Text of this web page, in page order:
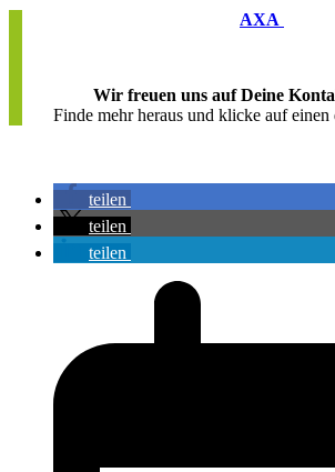
AXA
Wir freuen uns auf Deine
Finde mehr heraus und klicke auf einen
teilen
teilen
teilen